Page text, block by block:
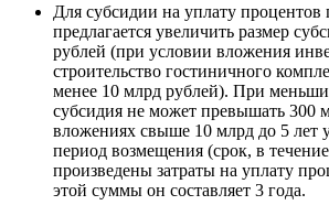
Для субсидии на уплату процентов
предлагается увеличить размер
рублей (при условии вложения
строительство гостиничного
менее 10 млрд рублей). При
субсидия не может превышать 300
вложениях свыше 10 млрд до 5 лет
период возмещения (срок, в
произведены затраты на уплату
этой суммы он составляет 3 года.